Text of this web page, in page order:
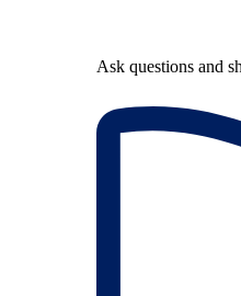
Ask questions and